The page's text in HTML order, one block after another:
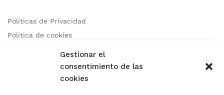
Gestionar el
consentimiento de las
cookies
Políticas de Privacidad
Política de cookies